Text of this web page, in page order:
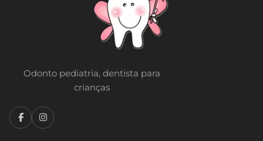
Odonto pediatria, dentista para
crianças